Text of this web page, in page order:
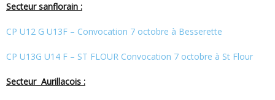
Secteur sanflorain :
CP U12 G U13F – Convocation 7 octobre à Besserette
CP U13G U14 F – ST FLOUR Convocation 7 octobre à St Flour
Secteur Aurillacois :